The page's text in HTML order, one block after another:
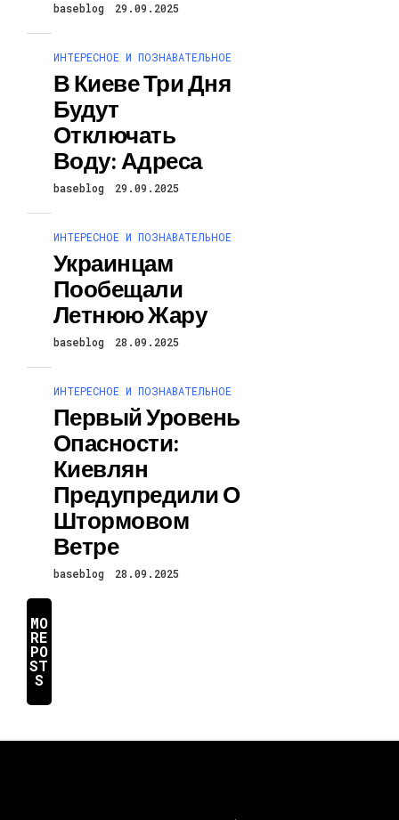
baseblog 29.09.2025
ИНТЕРЕСНОЕ И ПОЗНАВАТЕЛЬНОЕ
В Киеве Три Дня
Будут
Отключать
Воду: Адреса
baseblog 29.09.2025
ИНТЕРЕСНОЕ И ПОЗНАВАТЕЛЬНОЕ
Украинцам
Пообещали
Летнюю Жару
baseblog 28.09.2025
ИНТЕРЕСНОЕ И ПОЗНАВАТЕЛЬНОЕ
Первый Уровень
Опасности:
Киевлян
Предупредили О
Штормовом
Ветре
baseblog 28.09.2025
MO
RE
PO
ST
S